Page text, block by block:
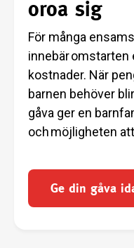
oroa sig
För många
innebär
kostnader. När
barnen behöver
gåva ger en
och möjligheten
Ge din gåva